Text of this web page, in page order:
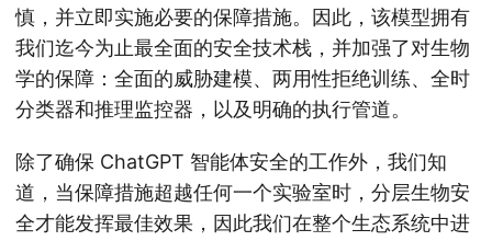
慎，并立即实施必要的保障措施。因此，该模型拥有
我们迄今为止最全面的安全技术栈，并加强了对生物
学的保障：全面的威胁建模、两用性拒绝训练、全时
分类器和推理监控器，以及明确的执行管道。
除了确保 ChatGPT 智能体安全的工作外，我们知
道，当保障措施超越任何一个实验室时，分层生物安
全才能发挥最佳效果，因此我们在整个生态系统中进